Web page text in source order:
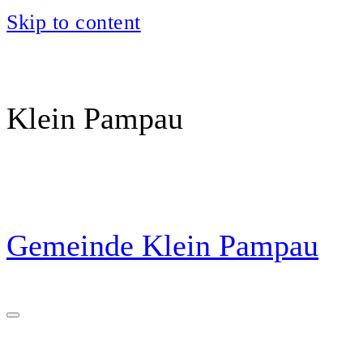
Skip to content
Klein Pampau
Gemeinde Klein Pampau